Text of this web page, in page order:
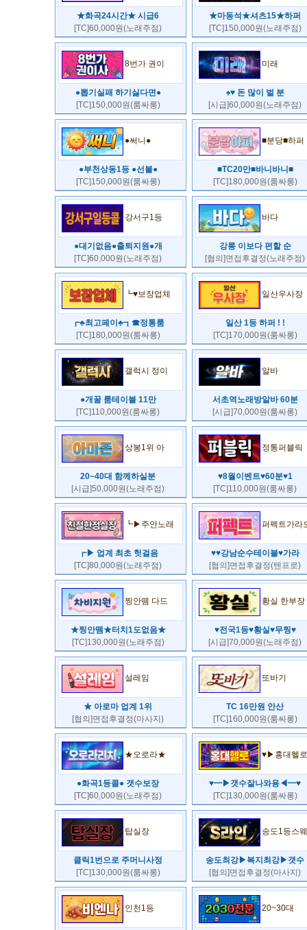
★화곡24시간★ 시급6
[TC]60,000원(노래주점)
★마동석★셔츠15★하퍼
[TC]150,000원(노래주점)
8번가 권이
●뽑기실패 하기싫다면●
[TC]150,000원(룸싸롱)
미래
♠♥ 돈 많이 벌 분
[시급]60,000원(노래주점)
●써니●
●부천상동1등 ●선불●
[TC]150,000원(룸싸롱)
■분당■하퍼
■TC20만■바니바니■
[TC]180,000원(룸싸롱)
강서구1등
●대기없음●출퇴지원●개
[TC]60,000원(노래주점)
바다
강릉 이보다 편할 순
[협의]면접후결정(노래주점)
┗♥보장업체
┏♣최고페이♣┓☎정통룸
[TC]180,000원(룸싸롱)
일산우사장
일산 1등 하퍼 ! !
[TC]170,000원(룸싸롱)
갤럭시 정이
●개꿀 룸테이블 11만
[TC]110,000원(룸싸롱)
알바
서초역노래방알바 60분
[시급]70,000원(룸싸롱)
상봉1위 아
20~40대 함께하실분
[시급]50,000원(노래주점)
정통퍼블릭
♥8월이벤트♥60분♥1
[TC]110,000원(룸싸롱)
┗▶주안노래
┏▶ 업계 최초 헛걸음
[TC]80,000원(노래주점)
퍼펙트가라
♥♥강남순수테이블♥가라
[협의]면접후결정(텐프로)
찡안뗌 다드
★찡안뗌★터치1도없음★
[TC]130,000원(노래주점)
황실 한부장
♥전국1등♥황실♥무찡♥
[시급]70,000원(노래주점)
설레임
★ 아로마 업계 1위
[협의]면접후결정(마사지)
또바기
TC 16만원 안산
[TC]160,000원(룸싸롱)
★오로라★
●화곡1등콜● 갯수보장
[TC]60,000원(노래주점)
♥▶홍대헬로
♥━▶갯수잘나와용◀━♥
[TC]130,000원(룸싸롱)
탑실장
클릭1번으로 주머니사정
[TC]130,000원(룸싸롱)
송도1등스웨
송도최강▶복지최강▶갯수
[협의]면접후결정(마사지)
인천1등 20~30대